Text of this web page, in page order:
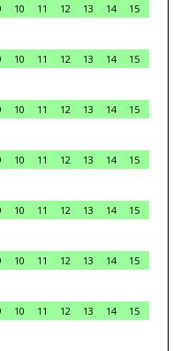
10 11 12 13 14
15
10 11 12 13 14
15
10 11 12 13 14
15
10 11 12 13 14
15
10 11 12 13 14
15
10 11 12 13 14
15
10 11 12 13 14
15